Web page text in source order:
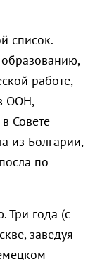
список.
работе,
ООН,
Совете
из Болгарии,
по
Три года (с
заведуя